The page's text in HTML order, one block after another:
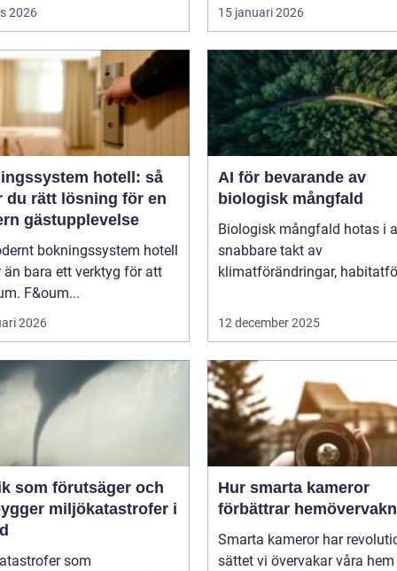
2026 15 januari 2026
hotell: så
du rätt lösning för en
gästupplevelse
bokningssystem hotell
än bara ett verktyg för att
F&oum...
2026
AI för bevarande av
biologisk mångfald
Biologisk mångfald hotas i
snabbare takt av
klimatförändringar,
12 december 2025
som förutsäger och
miljökatastrofer i
som
Hur smarta kameror
förbättrar
Smarta kameror har
sättet vi övervakar våra